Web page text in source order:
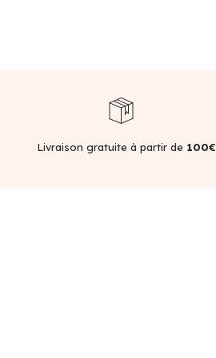
Livraison gratuite à partir de100€